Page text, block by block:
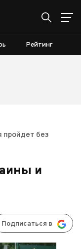
Рейтинг
пройдет без
и
Подписаться в